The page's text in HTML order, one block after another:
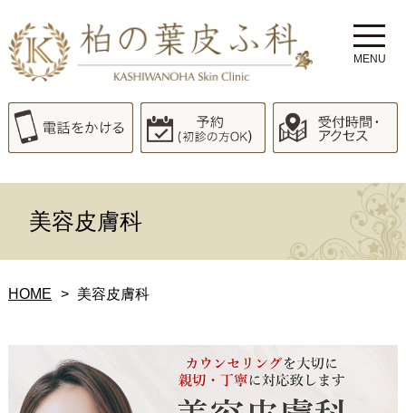
MENU
美容皮膚科
HOME 美容皮膚科